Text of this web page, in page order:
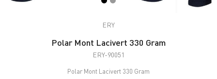
ERY
Polar Mont Lacivert 330 Gram
ERY-90051
Polar Mont Lacivert 330 Gram